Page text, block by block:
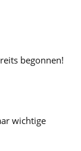
begonnen!
wichtige